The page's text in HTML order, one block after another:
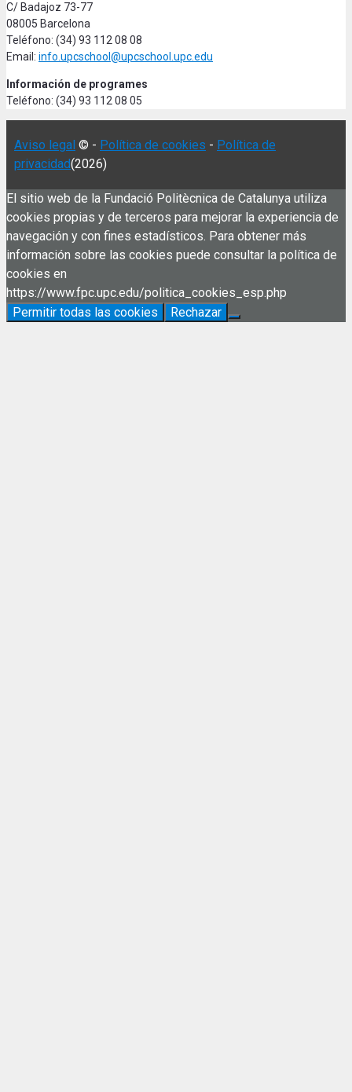
C/ Badajoz 73-77
08005 Barcelona
Teléfono: (34) 93 112 08 08
Email: info.upcschool@upcschool.upc.edu
Información de programes
Teléfono: (34) 93 112 08 05
Aviso legal © - Política de cookies - Política de
privacidad(2026)
El sitio web de la Fundació Politècnica de Catalunya utiliza
cookies propias y de terceros para mejorar la experiencia de
navegación y con fines estadísticos. Para obtener más
información sobre las cookies puede consultar la política de
cookies en
https://www.fpc.upc.edu/politica_cookies_esp.php
Permitir todas las cookies
Rechazar